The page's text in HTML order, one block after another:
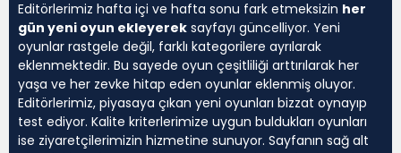
Editörlerimiz hafta içi ve hafta sonu fark etmeksizin her
gün yeni oyun ekleyerek sayfayı güncelliyor. Yeni
oyunlar rastgele değil, farklı kategorilere ayrılarak
eklenmektedir. Bu sayede oyun çeşitliliği arttırılarak her
yaşa ve her zevke hitap eden oyunlar eklenmiş oluyor.
Editörlerimiz, piyasaya çıkan yeni oyunları bizzat oynayıp
test ediyor. Kalite kriterlerimize uygun buldukları oyunları
ise ziyaretçilerimizin hizmetine sunuyor. Sayfanın sağ alt